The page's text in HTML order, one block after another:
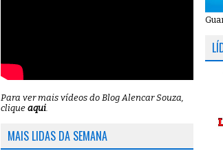
Para ver mais vídeos do Blog Alencar Souza,
clique aqui.
MAIS LIDAS DA SEMANA